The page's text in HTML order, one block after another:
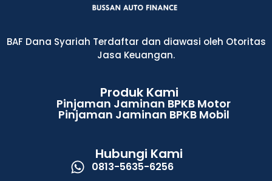
BAF Dana Syariah Terdaftar dan diawasi oleh Otoritas
Jasa Keuangan.
Produk Kami
Pinjaman Jaminan BPKB Motor
Pinjaman Jaminan BPKB Mobil
Hubungi Kami
0813-5635-6256